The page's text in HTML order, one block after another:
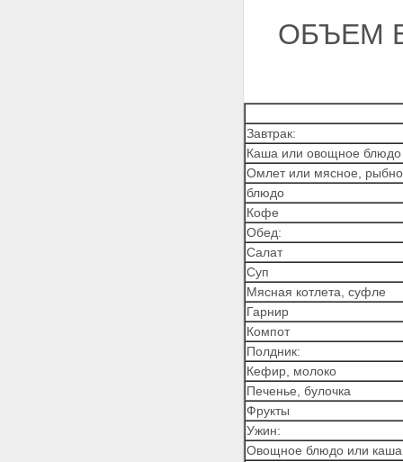
ОБЪЕМ
Завтрак:
Каша или овощное блюдо
Омлет или мясное,
блюдо
Кофе
Обед:
Салат
Суп
Мясная котлета, суфле
Гарнир
Компот
Полдник:
Кефир, молоко
Печенье, булочка
Фрукты
Ужин:
Овощное блюдо или каша